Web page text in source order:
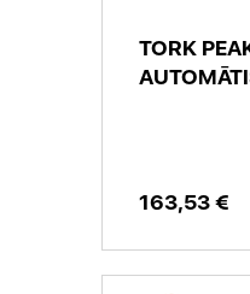
TORK
163,53 €